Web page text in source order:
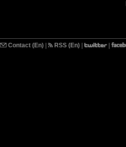
Contact (En) RSS (En)